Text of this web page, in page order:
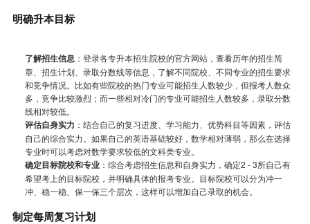
明确升本目标
了解招生信息 ：登录各专升本招生院校的官方网站，查看历年的招生简
章、招生计划、录取分数线等信息，了解不同院校、不同专业的招生要求
和竞争情况。比如有些院校的热门专业可能招生人数较少，但报考人数众
多，竞争比较激烈；而一些相对冷门的专业可能招生人数较多，录取分数
线相对较低。
评估自身实力 ：结合自己的复习进度、学习能力、优势科目等因素，评估
自己的综合实力。如果自己的英语基础较好，数学相对薄弱，那么在选择
专业时可以考虑对数学要求较低的文科类专业。
确定目标院校和专业：综合考虑招生信息和自身实力，确定2 - 3所自己有
希望考上的目标院校，并明确具体的报考专业。目标院校可以分为冲一
冲、稳一稳、保一保三个层次，这样可以增加自己录取的机会。
制定每周复习计划